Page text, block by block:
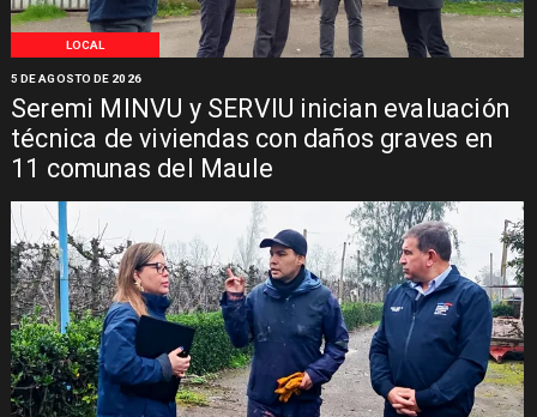
LOCAL
Seremi MINVU y SERVIU inician evaluación
técnica de viviendas con daños graves en
11 comunas del Maule
5 DE AGOSTO DE 2026